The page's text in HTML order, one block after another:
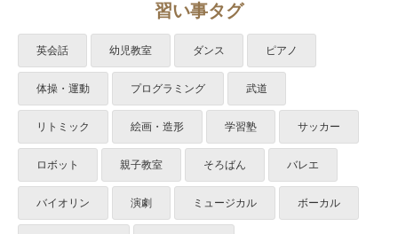
習い事タグ
英会話 幼児教室 ダンス ピアノ
体操・運動 プログラミング 武道
リトミック 絵画・造形 学習塾 サッカー
ロボット 親子教室 そろばん バレエ
バイオリン 演劇 ミュージカル ボーカル